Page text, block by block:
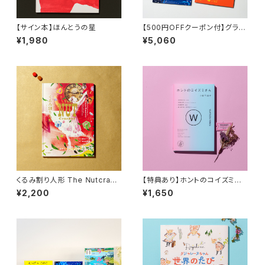
【サイン本】ほんとうの星
¥1,980
【500円OFFクーポン付】グラニ
フのえほんセット
¥5,060
くるみ割り人形 The Nutcrack
er
¥2,200
【特典あり】ホントのコイズミさ
ん WANDERING
¥1,650